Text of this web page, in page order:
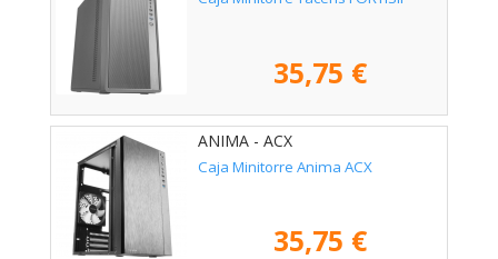
35,75 €
ANIMA - ACX
Caja Minitorre Anima ACX
35,75 €